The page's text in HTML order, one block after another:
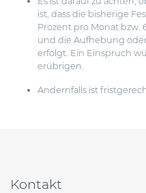
ist, dass die bisherige
Prozent pro Monat bzw.
und die Aufhebung
erfolgt. Ein Einspruch
erübrigen.
Andernfalls ist
Kontakt